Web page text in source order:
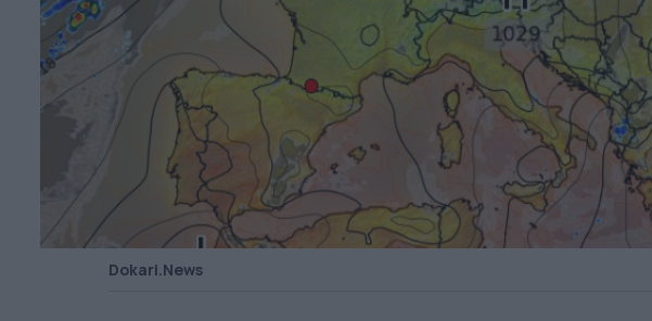
Dokari.News